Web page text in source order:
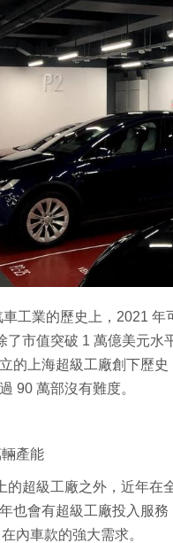
車工業的歷史上，2021
了市值突破 1 萬億美元
的上海超級工廠創下歷
90 萬部沒有難度。
產能
的超級工廠之外，近年
也會有超級工廠投入服
內車款的強大需求。